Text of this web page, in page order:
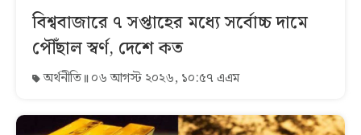
বিশ্ববাজারে ৭ সপ্তাহের মধ্যে সর্বোচ্চ দামে
পৌঁছাল স্বর্ণ, দেশে কত
অর্থনীতি ০৬ আগস্ট ২০২৬, ১০:৫৭ এএম